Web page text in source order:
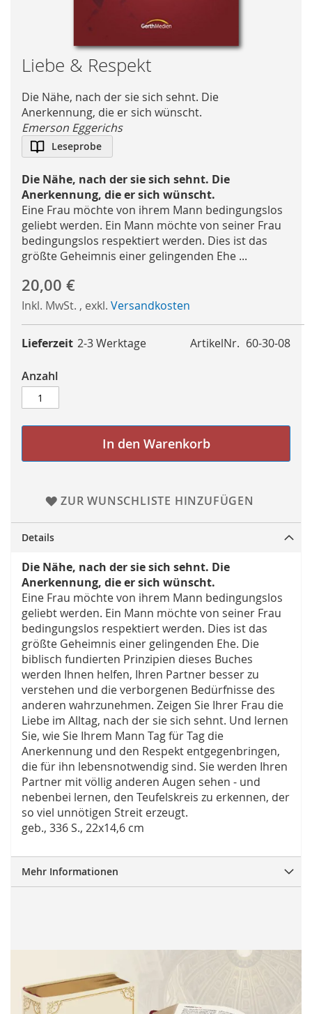
Skip
to
the
beginning
of
the
images
Liebe & Respekt
Die Nähe, nach der sie sich sehnt. Die
Anerkennung, die er sich wünscht.
Emerson Eggerichs
Leseprobe
Die Nähe, nach der sie sich sehnt. Die
Anerkennung, die er sich wünscht.
Eine Frau möchte von ihrem Mann bedingungslos
geliebt werden. Ein Mann möchte von seiner Frau
bedingungslos respektiert werden. Dies ist das
größte Geheimnis einer gelingenden Ehe ...
20,00 €
Inkl. MwSt. , exkl. Versandkosten
ArtikelNr. 60-30-08
Lieferzeit 2-3 Werktage
Anzahl
In den Warenkorb
ZUR WUNSCHLISTE HINZUFÜGEN
Details
Die Nähe, nach der sie sich sehnt. Die
Anerkennung, die er sich wünscht.
Eine Frau möchte von ihrem Mann bedingungslos
geliebt werden. Ein Mann möchte von seiner Frau
bedingungslos respektiert werden. Dies ist das
größte Geheimnis einer gelingenden Ehe. Die
biblisch fundierten Prinzipien dieses Buches
werden Ihnen helfen, Ihren Partner besser zu
verstehen und die verborgenen Bedürfnisse des
anderen wahrzunehmen. Zeigen Sie Ihrer Frau die
Liebe im Alltag, nach der sie sich sehnt. Und lernen
Sie, wie Sie Ihrem Mann Tag für Tag die
Anerkennung und den Respekt entgegenbringen,
die für ihn lebensnotwendig sind. Sie werden Ihren
Partner mit völlig anderen Augen sehen - und
nebenbei lernen, den Teufelskreis zu erkennen, der
so viel unnötigen Streit erzeugt.
geb., 336 S., 22x14,6 cm
Mehr Informationen